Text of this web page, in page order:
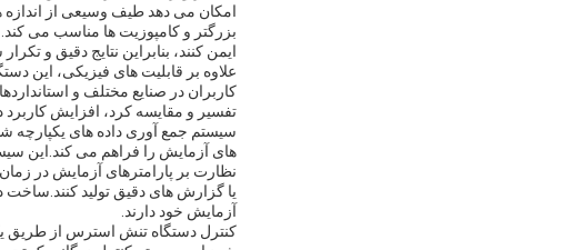
امکان می دهد طیف وسیعی از اندازه
بزرگتر و کامپوزیت ها مناسب می
ایمن کنند، بنابراین نتایج دقیق و
علاوه بر قابلیت های فیزیکی، این
کاربران در صنایع مختلف و
تفسیر و مقایسه کرد، افزایش کاربرد
سیستم جمع آوری داده های یکپارچه
های آزمایش را فراهم می کند.این
نظارت بر پارامترهای آزمایش در
یا گزارش های دقیق تولید
آزمایش خود دارند.